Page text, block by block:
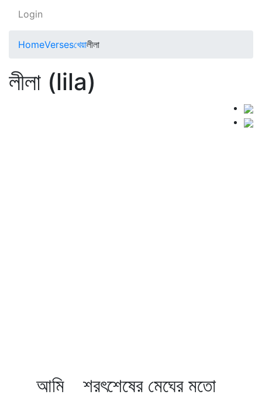
Login
HomeVersesখেয়ালীলা
লীলা (lila)
আমি শরৎশেষের মেঘের মতো